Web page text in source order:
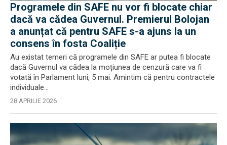
Programele din SAFE nu vor fi blocate chiar
dacă va cădea Guvernul. Premierul Bolojan
a anunțat că pentru SAFE s-a ajuns la un
consens în fosta Coaliție
Au existat temeri că programele din SAFE ar putea fi blocate
dacă Guvernul va cădea la moțiunea de cenzură care va fi
votată în Parlament luni, 5 mai. Amintim că pentru contractele
individuale...
28 APRILIE 2026